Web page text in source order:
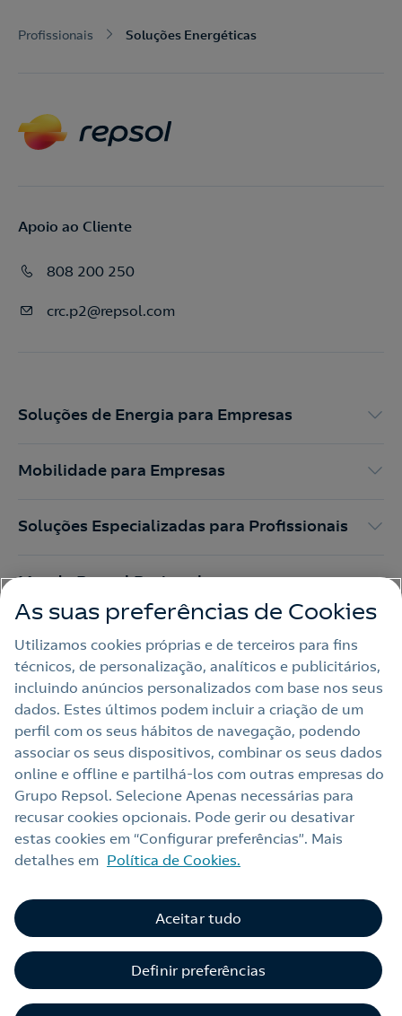
Profissionais Soluções Energéticas
Apoio ao Cliente
808 200 250
crc.p2@repsol.com
Soluções de Energia para Empresas
Mobilidade para Empresas
Soluções Especializadas para Profissionais
Mundo Repsol Portugal
Apoio ao Cliente Para Empresas
Nota legal
Política de privacidade
Política de cookies
Acessibilidade
Webs Repsol
Livro Reclamações Online
Canal de Ética e Conformidade
As suas preferências de Cookies
Utilizamos cookies próprias e de terceiros para fins
técnicos, de personalização, analíticos e publicitários,
incluindo anúncios personalizados com base nos seus
dados. Estes últimos podem incluir a criação de um
perfil com os seus hábitos de navegação, podendo
associar os seus dispositivos, combinar os seus dados
online e offline e partilhá‑los com outras empresas do
Grupo Repsol. Selecione Apenas necessárias para
recusar cookies opcionais. Pode gerir ou desativar
estas cookies em “Configurar preferências”. Mais
detalhes em Política de Cookies.
Definir preferências
Aceitar tudo